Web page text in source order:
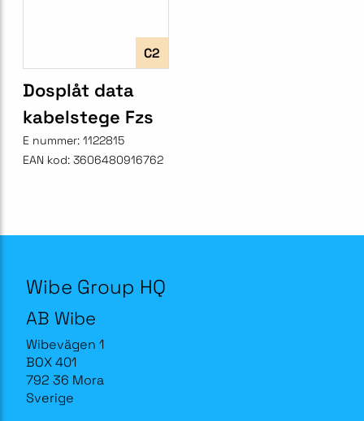
C2
Dosplåt data
kabelstege Fzs
E nummer: 1122815
EAN kod: 3606480916762
Wibe Group HQ
AB Wibe
Wibevägen 1
BOX 401
792 36 Mora
Sverige